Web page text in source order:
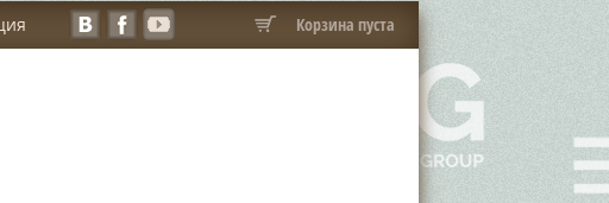
Корзина пуста